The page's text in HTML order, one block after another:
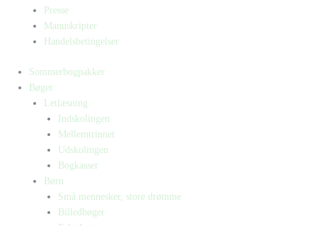
Presse
Manuskripter
Handelsbetingelser
Sommerbogpakker
Bøger
Letlæsning
Indskolingen
Mellemtrinnet
Udskolingen
Bogkasser
Børn
Små mennesker, store drømme
Billedbøger